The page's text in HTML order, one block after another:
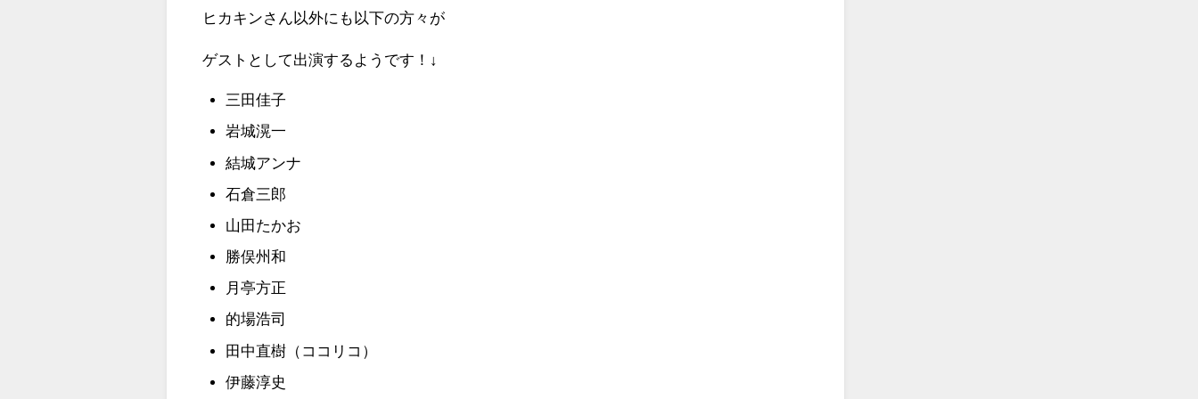
ヒカキンさん以外にも以下の方々が
ゲストとして出演するようです！↓
三田佳子
岩城滉一
結城アンナ
石倉三郎
山田たかお
勝俣州和
月亭方正
的場浩司
田中直樹（ココリコ）
伊藤淳史